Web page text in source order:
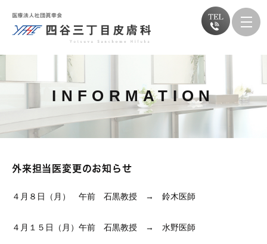
INFORMATION
外来担当医変更のお知らせ
４月８日（月） 午前 石黒教授 → 鈴木医師
４月１５日（月）午前 石黒教授 → 水野医師